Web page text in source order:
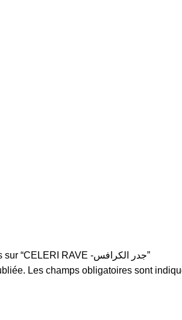
Soyez le premier à laisser votre avis sur “CELERI RAVE -جدر الكرافس”
Les champs obligatoires sont